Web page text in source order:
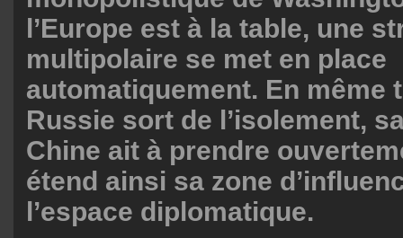
l’Europe est à la table, une
multipolaire se met en place
automatiquement. En même
Russie sort de l’isolement,
Chine ait à prendre
étend ainsi sa zone
l’espace diplomatique.